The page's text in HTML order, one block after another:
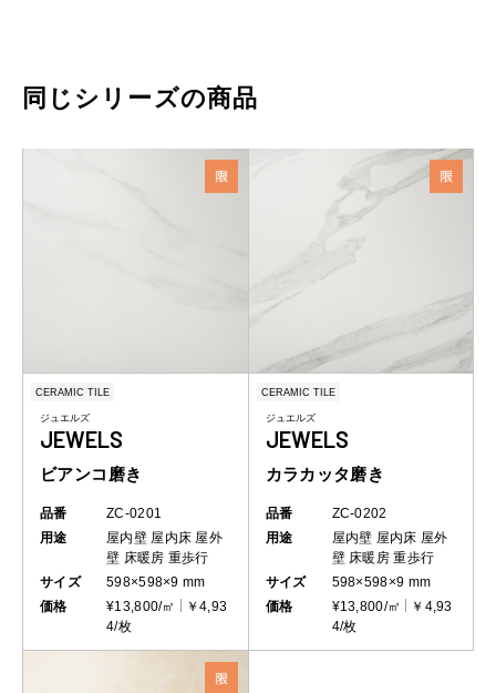
同じシリーズの商品
CERAMIC TILE
ジュエルズ
JEWELS
ビアンコ磨き
品番
ZC-0201
用途
屋内壁 屋内床 屋外
壁 床暖房 重歩行
サイズ
598×598×9 mm
価格
¥13,800/㎡
￥4,93
4/枚
CERAMIC TILE
ジュエルズ
JEWELS
カラカッタ磨き
品番
ZC-0202
用途
屋内壁 屋内床 屋外
壁 床暖房 重歩行
サイズ
598×598×9 mm
価格
¥13,800/㎡
￥4,93
4/枚